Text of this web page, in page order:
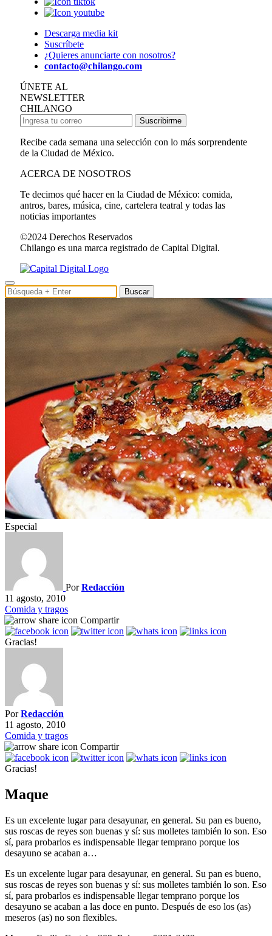
Descarga media kit
Suscríbete
¿Quieres anunciarte con nosotros?
contacto@chilango.com
ÚNETE AL
NEWSLETTER
CHILANGO
Suscribirme
Recibe cada semana una selección con lo más sorprendente
de la Ciudad de México.
ACERCA DE NOSOTROS
Te decimos qué hacer en la Ciudad de México: comida,
antros, bares, música, cine, cartelera teatral y todas las
noticias importantes
©2024 Derechos Reservados
Chilango es una marca registrado de Capital Digital.
Buscar
Especial
PorRedacción
11 agosto, 2010
Comida y tragos
Compartir
Gracias!
PorRedacción
11 agosto, 2010
Comida y tragos
Compartir
Gracias!
Maque
Es un excelente lugar para desayunar, en general. Su pan es bueno,
sus roscas de reyes son buenas y sí: sus molletes también lo son. Eso
sí, para probarlos es indispensable llegar temprano porque los
desayuno se acaban a…
Es un excelente lugar para desayunar, en general. Su pan es bueno,
sus roscas de reyes son buenas y sí: sus molletes también lo son. Eso
sí, para probarlos es indispensable llegar temprano porque los
desayuno se acaban a las doce en punto. Después de eso los (as)
meseros (as) no son flexibles.